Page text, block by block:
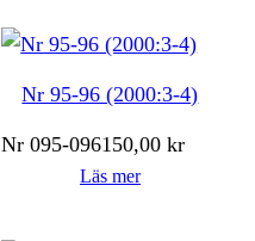
Nr 95-96 (2000:3-4)
Nr 095-096150,00kr
Läs mer